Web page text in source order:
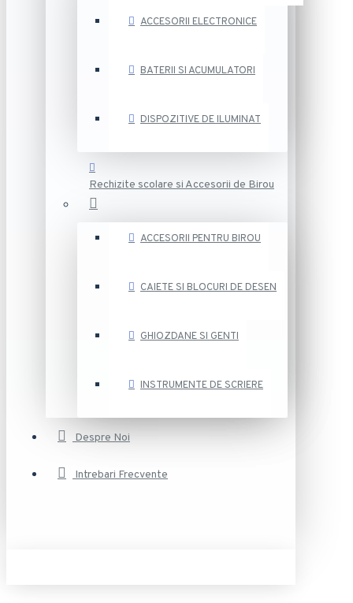
ACCESORII ELECTRONICE
BATERII SI ACUMULATORI
DISPOZITIVE DE ILUMINAT
Rechizite scolare si Accesorii de Birou
ACCESORII PENTRU BIROU
CAIETE SI BLOCURI DE DESEN
GHIOZDANE SI GENTI
INSTRUMENTE DE SCRIERE
Despre Noi
Intrebari Frecvente